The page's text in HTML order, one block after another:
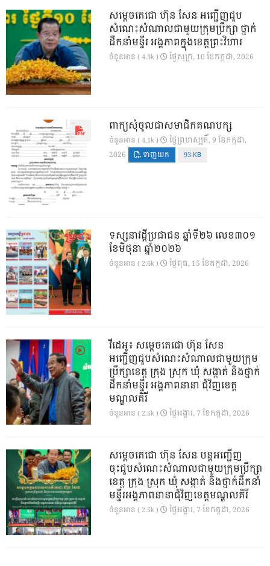
សម្តេចតេជោ ហ៊ុន សែន អញ្ជើញជួប
សំណេះសំណាលជាមួយក្រុមប្រឹក្សា ថ្នាក់
ដឹកនាំមន្ទីរ អង្គភាពក្នុងខេត្តព្រះវិហារ
ចំនួនអាន ( 4.3k ) ថ្ងៃ​សុក្រ, 10 ខែ​កក្កដា, 2026
ពាក្យសុំចូលជាសមាជិកគណបក្ស
ចំនួនអាន ( 4.1k )
ថ្ងៃ​ព្រហស្បតិ៍, 9 ខែ​កក្កដា,
2026
ទាញយក 93 KB
ទស្សនាវដ្ដីប្រជាជន ឆ្នាំទី២៦ លេខ៣០១
ខែមិថុនា ឆ្នាំ២០២៦
ចំនួនអាន ( 2.6k ) ថ្ងៃ​ពុធ, 15 ខែ​កក្កដា, 2026
វីដេអូ៖ សម្តេចតេជោ ហ៊ុន សែន
អញ្ជើញជួបសំណេះសំណាលជាមួយក្រុម
ប្រឹក្សាខេត្ត ក្រុង ស្រុក ឃុំ សង្កាត់ និងថ្នាក់
ដឹកនាំមន្ទីរ អង្គភាពនានា ជុំវិញខេត្ត
មណ្ឌលគិរី
ចំនួនអាន ( 2.5k ) ថ្ងៃ​អង្គារ, 7 ខែ​កក្កដា, 2026
សម្តេចតេជោ ហ៊ុន សែន បន្តអញ្ជើញ
ចុះជួបសំណេះសំណាលជាមួយក្រុមប្រឹក្សា
ខេត្ត ក្រុង ស្រុក ឃុំ សង្កាត់ និងថ្នាក់ដឹកនាំ
មន្ទីរអង្គភាពនានាជុំវិញខេត្តមណ្ឌលគិរី
ចំនួនអាន ( 2.5k ) ថ្ងៃ​អង្គារ, 7 ខែ​កក្កដា, 2026